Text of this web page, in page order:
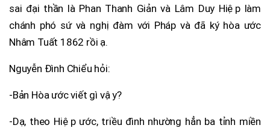
sai đại thần là Phan Thanh Giản và Lâm Duy Hiệp làm
chánh phó sứ và nghị đàm với Pháp và đã ký hòa ước
Nhâm Tuất 1862 rồi ạ.
Nguyễn Đình Chiểu hỏi:
-Bản Hòa ước viết gì vậy?
-Dạ, theo Hiệp ước, triều đình nhường hẳn ba tỉnh miền